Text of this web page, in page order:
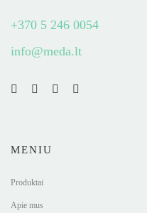
+370 5 246 0054
info@meda.lt
MENIU
Produktai
Apie mus